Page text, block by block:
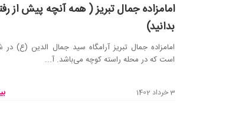
امامزاده جمال تبریز ( همه آنچه پیش از
بدانید)
امامزاده جمال تبریز آرامگاه سید جمال الدین (ع) در
است که در محله راسته کوچه می‌باشد. آ...
3 خرداد 1402